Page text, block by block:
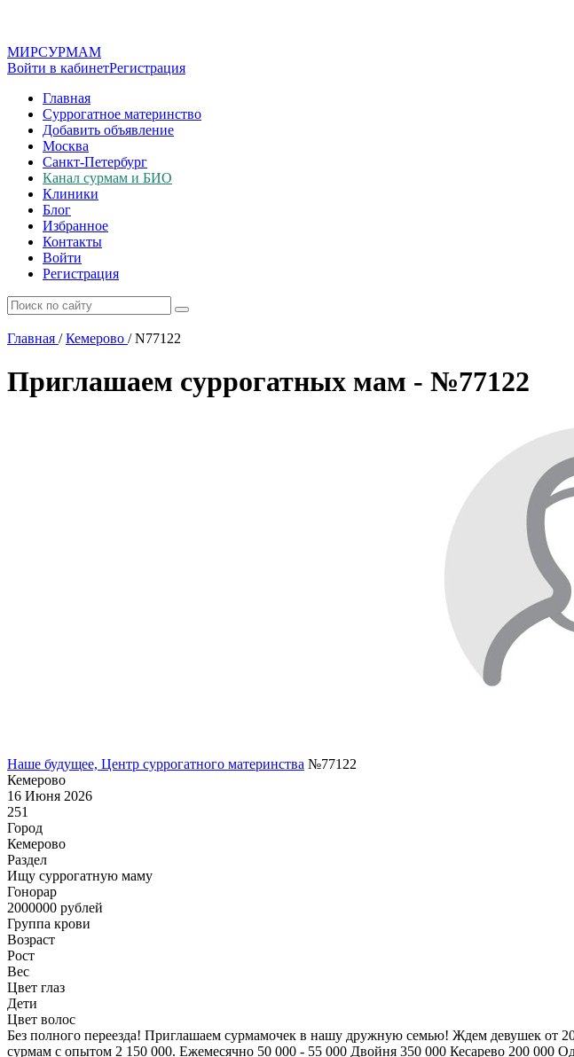
МИРСУРМАМ
Войти в кабинетРегистрация
Главная
Суррогатное материнство
Добавить объявление
Москва
Санкт-Петербург
Канал сурмам и БИО
Клиники
Блог
Избранное
Контакты
Войти
Регистрация
Главная / Кемерово /N77122
Приглашаем суррогатных мам - №77122
Наше будущее, Центр суррогатного материнства №77122
Кемерово
16 Июня 2026
251
Город
Кемерово
Раздел
Ищу суррогатную маму
Гонoрар
2000000 рублей
Группа крови
Возраст
Рост
Вес
Цвет глаз
Дети
Цвет волос
Без полного переезда! Приглашаем сурмамочек в нашу дружную семью! Ждем девушек от
сурмам с опытом 2 150 000. Ежемесячно 50 000 - 55 000 Двойня 350 000 Кесарево 200